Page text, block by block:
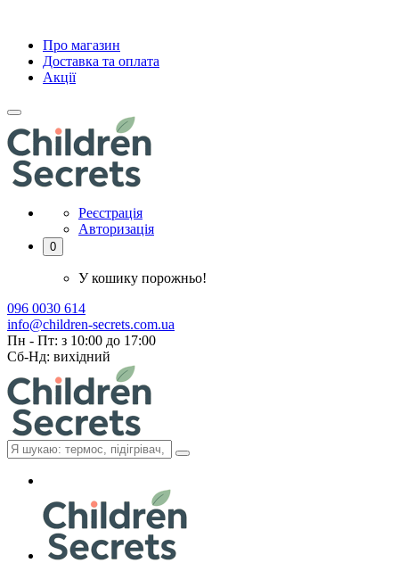
Про магазин
Доставка та оплата
Акції
Реєстрація
Авторизація
0
У кошику порожньо!
096 0030 614
info@children-secrets.com.ua
Пн - Пт: з 10:00 до 17:00
Сб-Нд: вихідний